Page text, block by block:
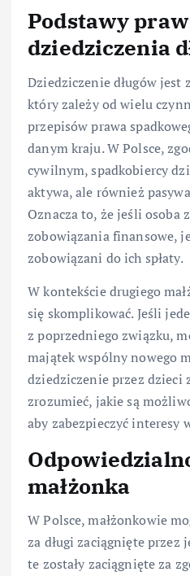
Podstawy
dziedziczenia
Dziedziczenie długów jest
który zależy od wielu
przepisów prawa
danym kraju. W Polsce,
cywilnym, spadkobiercy
aktywa, ale również
Oznacza to, że jeśli osoba
zobowiązania finansowe,
zobowiązani do ich spłaty.
W kontekście drugiego
się skomplikować. Jeśli
z poprzedniego związku,
majątek wspólny nowego
dziedziczenie przez dzieci
zrozumieć, jakie są
aby zabezpieczyć interesy
małżonka
W Polsce, małżonkowie
za długi zaciągnięte przez
te zostały zaciągnięte za